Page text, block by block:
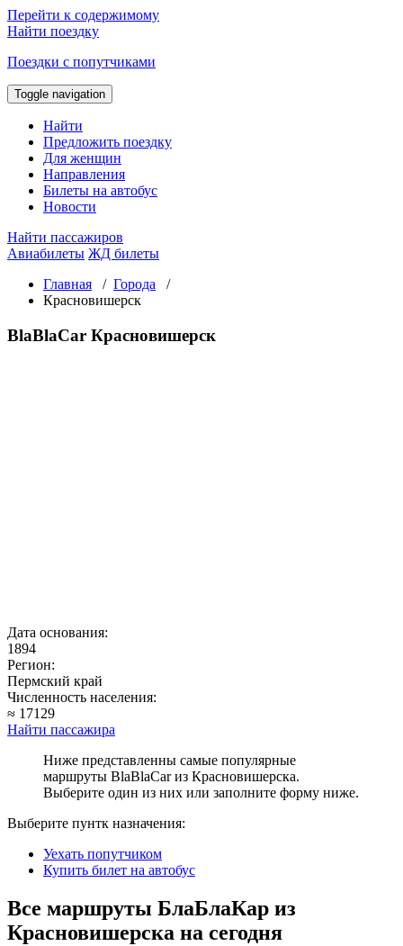
Перейти к содержимому
Найти поездку
Поездки с попутчиками
Toggle navigation
Найти
Предложить поездку
Для женщин
Направления
Билеты на автобус
Новости
Найти пассажиров
Авиабилеты ЖД билеты
Главная / Города /
Красновишерск
BlaBlaCar Красновишерск
Дата основания:
1894
Регион:
Пермский край
Численность населения:
≈ 17129
Найти пассажира
Ниже представленны самые популярные
маршруты BlaBlaCar из Красновишерска.
Выберите один из них или заполните форму ниже.
Выберите пунтк назначения:
Уехать попутчиком
Купить билет на автобус
Все маршруты БлаБлаКар из
Красновишерска на сегодня